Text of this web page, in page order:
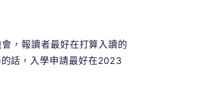
會，報讀者最好在打算入讀的
的話，入學申請最好在2023